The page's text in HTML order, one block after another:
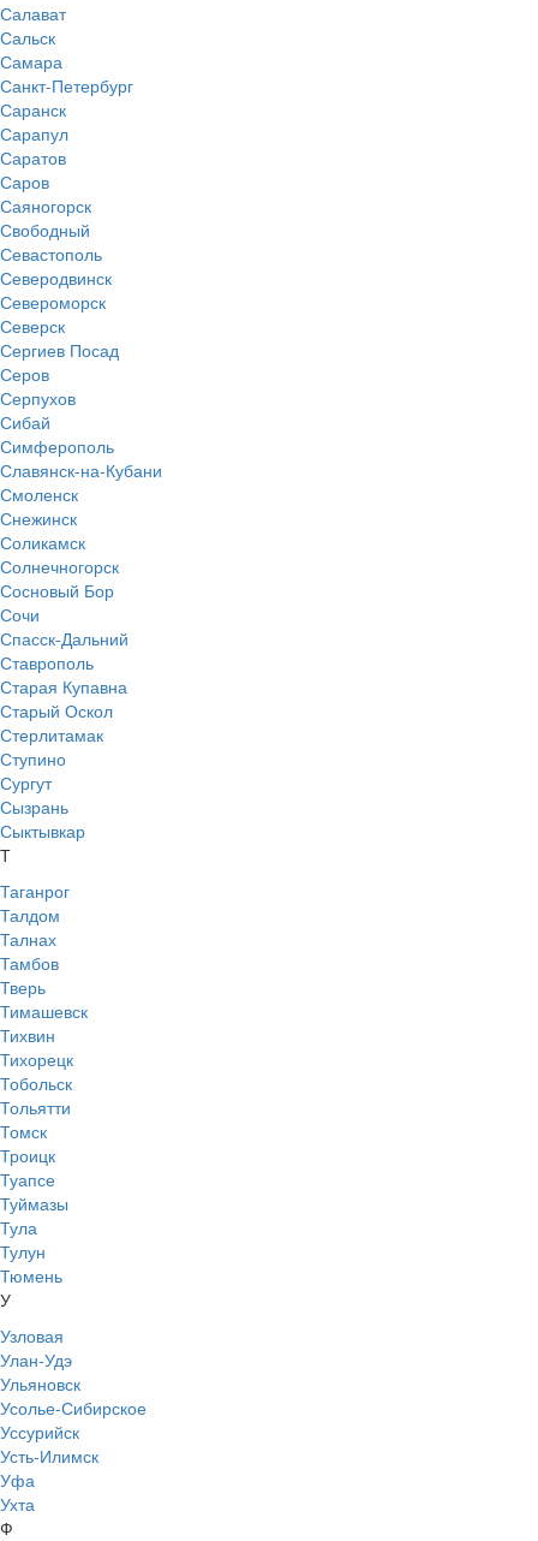
Салават
Сальск
Самара
Санкт-Петербург
Саранск
Сарапул
Саратов
Саров
Саяногорск
Свободный
Севастополь
Северодвинск
Североморск
Северск
Сергиев Посад
Серов
Серпухов
Сибай
Симферополь
Славянск-на-Кубани
Смоленск
Снежинск
Соликамск
Солнечногорск
Сосновый Бор
Сочи
Спасск-Дальний
Ставрополь
Старая Купавна
Старый Оскол
Стерлитамак
Ступино
Сургут
Сызрань
Сыктывкар
Т
Таганрог
Талдом
Талнах
Тамбов
Тверь
Тимашевск
Тихвин
Тихорецк
Тобольск
Тольятти
Томск
Троицк
Туапсе
Туймазы
Тула
Тулун
Тюмень
У
Узловая
Улан-Удэ
Ульяновск
Усолье-Сибирское
Уссурийск
Усть-Илимск
Уфа
Ухта
Ф